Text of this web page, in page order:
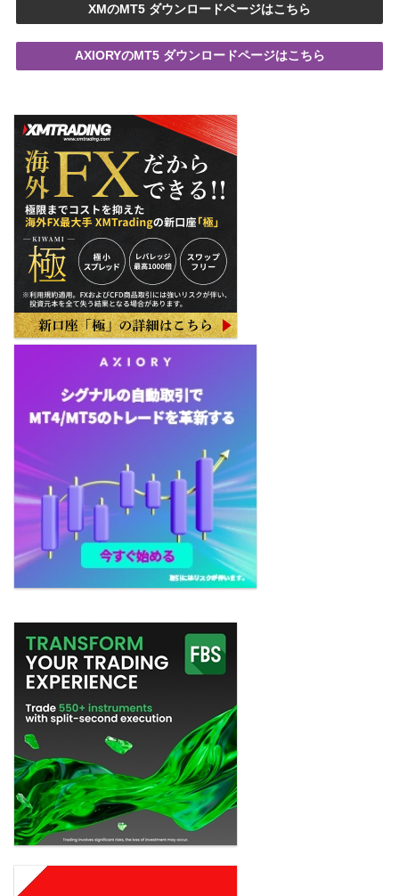
XMのMT5 ダウンロードページはこちら
AXIORYのMT5 ダウンロードページはこちら